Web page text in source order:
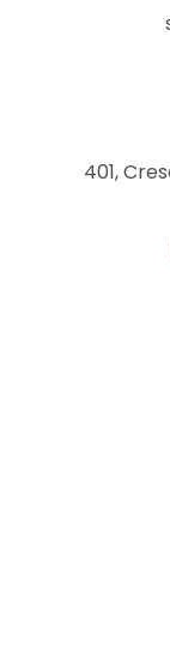
401,